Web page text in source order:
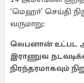
‘மெஹா்’ செய்தி
வருமாறு:
லெபனான் உட்பட
இராணுவ
நிரந்தரமாகவும்